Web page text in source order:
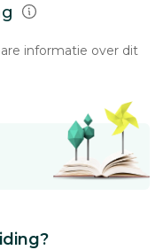
informatie over dit